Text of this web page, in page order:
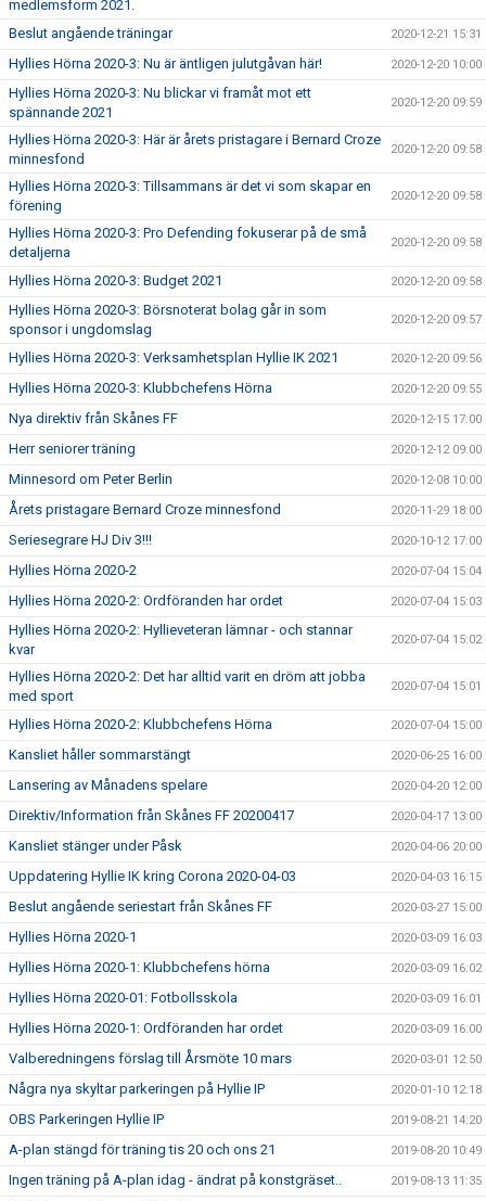
medlemsform 2021.
Beslut angående träningar 2020-12-21 15:31
Hyllies Hörna 2020-3: Nu är äntligen julutgåvan här! 2020-12-20 10:00
Hyllies Hörna 2020-3: Nu blickar vi framåt mot ett
spännande 2021
2020-12-20 09:59
Hyllies Hörna 2020-3: Här är årets pristagare i Bernard Croze
minnesfond
2020-12-20 09:58
Hyllies Hörna 2020-3: Tillsammans är det vi som skapar en
förening
2020-12-20 09:58
Hyllies Hörna 2020-3: Pro Defending fokuserar på de små
detaljerna
2020-12-20 09:58
Hyllies Hörna 2020-3: Budget 2021 2020-12-20 09:58
Hyllies Hörna 2020-3: Börsnoterat bolag går in som
sponsor i ungdomslag
2020-12-20 09:57
Hyllies Hörna 2020-3: Verksamhetsplan Hyllie IK 2021 2020-12-20 09:56
Hyllies Hörna 2020-3: Klubbchefens Hörna 2020-12-20 09:55
Nya direktiv från Skånes FF 2020-12-15 17:00
Herr seniorer träning 2020-12-12 09:00
Minnesord om Peter Berlin 2020-12-08 10:00
Årets pristagare Bernard Croze minnesfond 2020-11-29 18:00
Seriesegrare HJ Div 3!!! 2020-10-12 17:00
Hyllies Hörna 2020-2 2020-07-04 15:04
Hyllies Hörna 2020-2: Ordföranden har ordet 2020-07-04 15:03
Hyllies Hörna 2020-2: Hyllieveteran lämnar - och stannar
kvar
2020-07-04 15:02
Hyllies Hörna 2020-2: Det har alltid varit en dröm att jobba
med sport
2020-07-04 15:01
Hyllies Hörna 2020-2: Klubbchefens Hörna 2020-07-04 15:00
Kansliet håller sommarstängt 2020-06-25 16:00
Lansering av Månadens spelare 2020-04-20 12:00
Direktiv/Information från Skånes FF 20200417 2020-04-17 13:00
Kansliet stänger under Påsk 2020-04-06 20:00
Uppdatering Hyllie IK kring Corona 2020-04-03 2020-04-03 16:15
Beslut angående seriestart från Skånes FF 2020-03-27 15:00
Hyllies Hörna 2020-1 2020-03-09 16:03
Hyllies Hörna 2020-1: Klubbchefens hörna 2020-03-09 16:02
Hyllies Hörna 2020-01: Fotbollsskola 2020-03-09 16:01
Hyllies Hörna 2020-1: Ordföranden har ordet 2020-03-09 16:00
Valberedningens förslag till Årsmöte 10 mars 2020-03-01 12:50
Några nya skyltar parkeringen på Hyllie IP 2020-01-10 12:18
OBS Parkeringen Hyllie IP 2019-08-21 14:20
A-plan stängd för träning tis 20 och ons 21 2019-08-20 10:49
Ingen träning på A-plan idag - ändrat på konstgräset.. 2019-08-13 11:35